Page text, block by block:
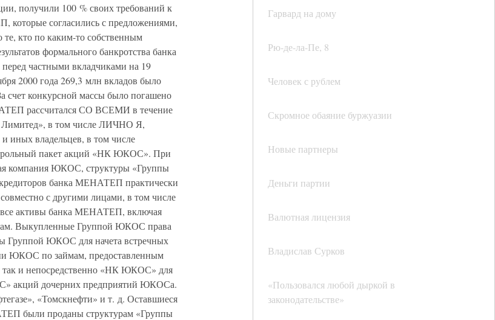
Гарвард на дому
Рю-де-ла-Пе, 8
Человек с рублем
Скромное обаяние буржуазии
Новые партнеры
Деньги партии
Валютная лицензия
Владислав Сурков
«Пользовался любой дыркой в
законодательстве»
получили 100 % своих требований к
согласились с предложениями,
те, кто по каким-то собственным
формального банкротства банка
частными вкладчиками на 19
2000 года 269,3 млн вкладов было
счет конкурсной массы было погашено
рассчитался СО ВСЕМИ в течение
в том числе ЛИЧНО Я,
иных владельцев, в том числе
пакет акций «НК ЮКОС». При
компания ЮКОС, структуры «Группы
банка МЕНАТЕП практически
с другими лицами, в том числе
активы банка МЕНАТЕП, включая
Выкупленные Группой ЮКОС права
Группой ЮКОС для начета встречных
ЮКОС по займам, предоставленным
и непосредственно «НК ЮКОС» для
акций дочерних предприятий ЮКОСа.
«Томскнефти» и т. д. Оставшиеся
были проданы структурам «Группы